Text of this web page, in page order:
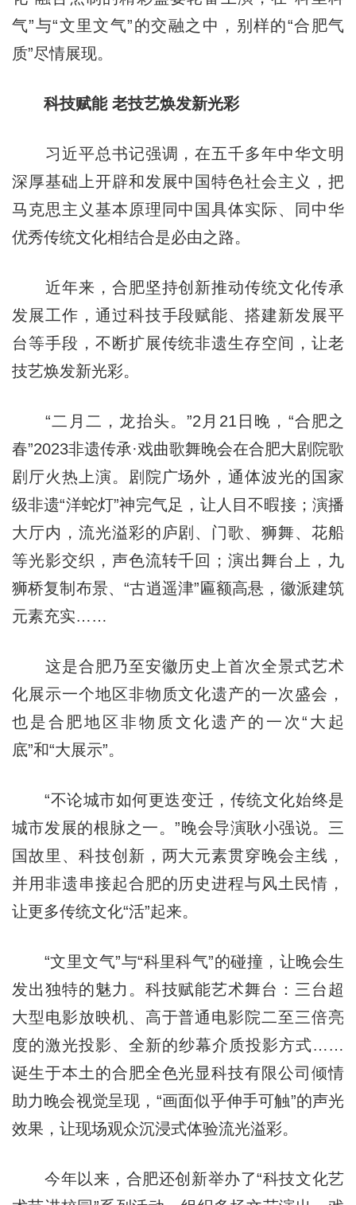
气”与“文里文气”的交融之中，别样的“合肥气
质”尽情展现。
科技赋能 老技艺焕发新光彩
习近平总书记强调，在五千多年中华文明
深厚基础上开辟和发展中国特色社会主义，把
马克思主义基本原理同中国具体实际、同中华
优秀传统文化相结合是必由之路。
近年来，合肥坚持创新推动传统文化传承
发展工作，通过科技手段赋能、搭建新发展平
台等手段，不断扩展传统非遗生存空间，让老
技艺焕发新光彩。
“二月二，龙抬头。”2月21日晚，“合肥之
春”2023非遗传承·戏曲歌舞晚会在合肥大剧院歌
剧厅火热上演。剧院广场外，通体波光的国家
级非遗“洋蛇灯”神完气足，让人目不暇接；演播
大厅内，流光溢彩的庐剧、门歌、狮舞、花船
等光影交织，声色流转千回；演出舞台上，九
狮桥复制布景、“古逍遥津”匾额高悬，徽派建筑
元素充实……
这是合肥乃至安徽历史上首次全景式艺术
化展示一个地区非物质文化遗产的一次盛会，
也是合肥地区非物质文化遗产的一次“大起
底”和“大展示”。
“不论城市如何更迭变迁，传统文化始终是
城市发展的根脉之一。”晚会导演耿小强说。三
国故里、科技创新，两大元素贯穿晚会主线，
并用非遗串接起合肥的历史进程与风土民情，
让更多传统文化“活”起来。
“文里文气”与“科里科气”的碰撞，让晚会生
发出独特的魅力。科技赋能艺术舞台：三台超
大型电影放映机、高于普通电影院二至三倍亮
度的激光投影、全新的纱幕介质投影方式……
诞生于本土的合肥全色光显科技有限公司倾情
助力晚会视觉呈现，“画面似乎伸手可触”的声光
效果，让现场观众沉浸式体验流光溢彩。
今年以来，合肥还创新举办了“科技文化艺